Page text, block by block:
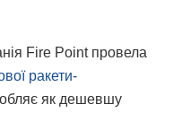
Fire Point провела
ракети-
як дешевшу